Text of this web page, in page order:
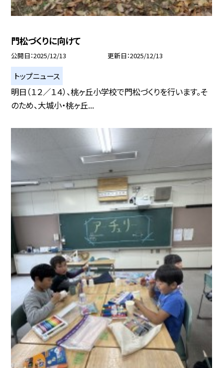
門松づくりに向けて
公開日 2025/12/13 更新日 2025/12/13
トップニュース
明日（１２／１４）、桃ヶ丘小学校で門松づくりを行います。そ
のため、大城小・桃ヶ丘...